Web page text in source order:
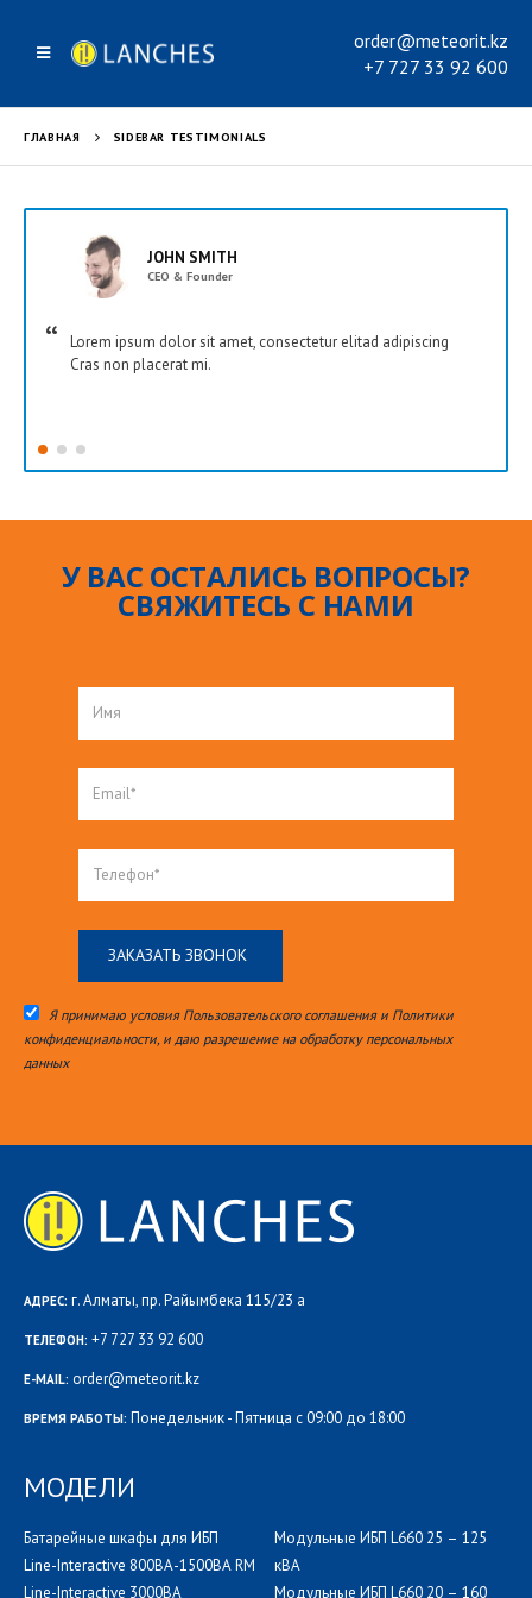
order@meteorit.kz
+7 727 33 92 600
ГЛАВНАЯ SIDEBAR TESTIMONIALS
JOHN SMITH
CEO & Founder
Lorem ipsum dolor sit amet, consectetur elitad adipiscing
Cras non placerat mi.
У ВАС ОСТАЛИСЬ ВОПРОСЫ?
СВЯЖИТЕСЬ С НАМИ
Я принимаю условия Пользовательского соглашения и Политики
конфиденциальности, и даю разрешение на обработку персональных
данных
АДРЕС: г. Алматы, пр. Райымбека 115/23 а
ТЕЛЕФОН: +7 727 33 92 600
E-MAIL: order@meteorit.kz
ВРЕМЯ РАБОТЫ: Понедельник - Пятница с 09:00 до 18:00
МОДЕЛИ
Батарейные шкафы для ИБП
Line-Interactive 800ВА-1500ВА RM
Line-Interactive 3000ВА
Модульные ИБП L660 25 – 125
кВА
Модульные ИБП L660 20 – 160